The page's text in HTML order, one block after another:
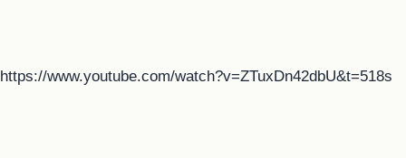
https://www.youtube.com/watch?v=ZTuxDn42dbU&t=518s